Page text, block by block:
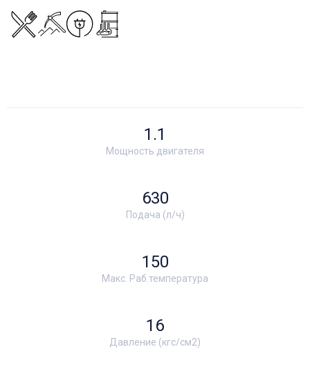
Мощность двигателя
1.1
Подача (л/ч)
630
Макс. Раб.температура
150
Давление (кгс/см2)
16